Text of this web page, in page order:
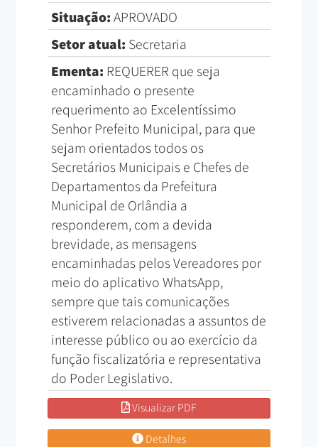
Situação:APROVADO
Setor atual: Secretaria
Ementa: REQUERER que seja
encaminhado o presente
requerimento ao Excelentíssimo
Senhor Prefeito Municipal, para que
sejam orientados todos os
Secretários Municipais e Chefes de
Departamentos da Prefeitura
Municipal de Orlândia a
responderem, com a devida
brevidade, as mensagens
encaminhadas pelos Vereadores por
meio do aplicativo WhatsApp,
sempre que tais comunicações
estiverem relacionadas a assuntos de
interesse público ou ao exercício da
função fiscalizatória e representativa
do Poder Legislativo.
Visualizar PDF
Detalhes